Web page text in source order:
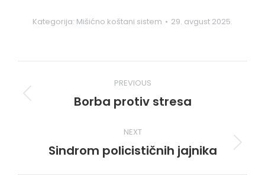
Kategorija: Mišićno koštani sistem 29. avgust 2025.
navigation
PREVIOUS
Previous
Borba protiv stresa
NEXT
Next
Sindrom policističnih jajnika